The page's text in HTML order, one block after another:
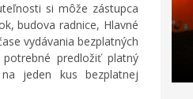
si môže zástupca
budova radnice, Hlavné
vydávania bezplatných
predložiť platný
jeden kus bezplatnej